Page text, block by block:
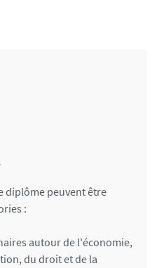
diplôme peuvent être
:
autour de l'économie,
du droit et de la